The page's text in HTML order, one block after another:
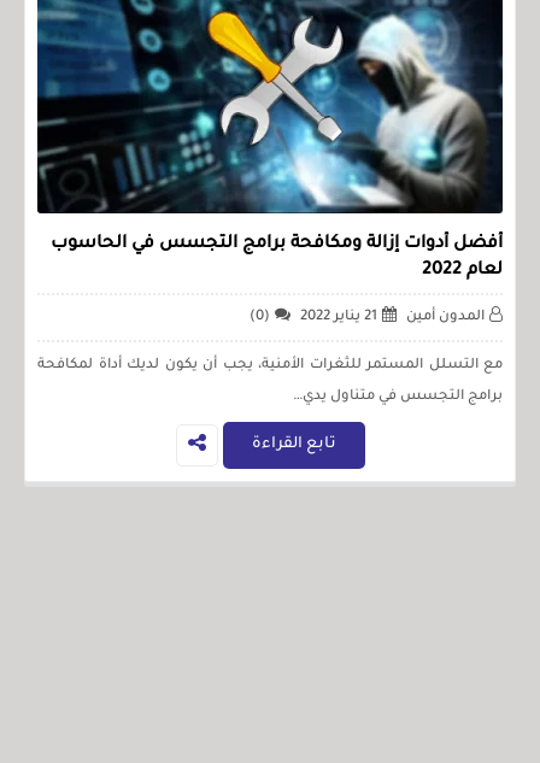
أفضل أدوات إزالة ومكافحة برامج التجسس في الحاسوب
لعام 2022
المدون أمين 21 يناير 2022 (0)
مع التسلل المستمر للثغرات الأمنية، يجب أن يكون لديك أداة لمكافحة
برامج التجسس في متناول يدي…
تابع القراءة